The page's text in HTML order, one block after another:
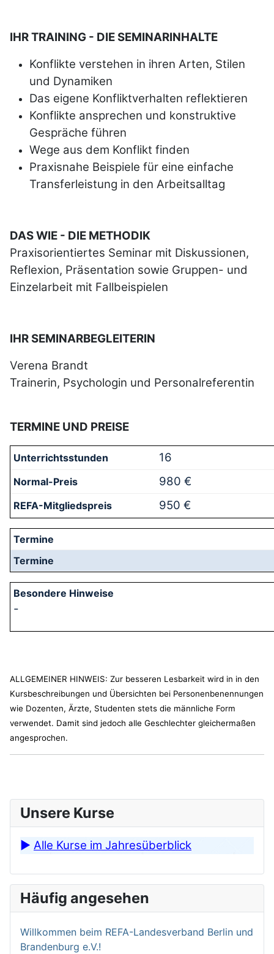
IHR TRAINING - DIE SEMINARINHALTE
Konflikte verstehen in ihren Arten, Stilen
und Dynamiken
Das eigene Konfliktverhalten reflektieren
Konflikte ansprechen und konstruktive
Gespräche führen
Wege aus dem Konflikt finden
Praxisnahe Beispiele für eine einfache
Transferleistung in den Arbeitsalltag
DAS WIE - DIE METHODIK
Praxisorientiertes Seminar mit Diskussionen,
Reflexion, Präsentation sowie Gruppen- und
Einzelarbeit mit Fallbeispielen
IHR SEMINARBEGLEITERIN
Verena Brandt
Trainerin, Psychologin und Personalreferentin
TERMINE UND PREISE
16
980 €
950 €
-
ALLGEMEINER HINWEIS: Zur besseren Lesbarkeit wird in in den
Kursbeschreibungen und Übersichten bei Personenbenennungen
wie Dozenten, Ärzte, Studenten stets die männliche Form
verwendet. Damit sind jedoch alle Geschlechter gleichermaßen
angesprochen.
Unsere Kurse
► Alle Kurse im Jahresüberblick
Häufig angesehen
Willkommen bei­m REFA-Landesverband Berlin und
Brandenburg e.V.!